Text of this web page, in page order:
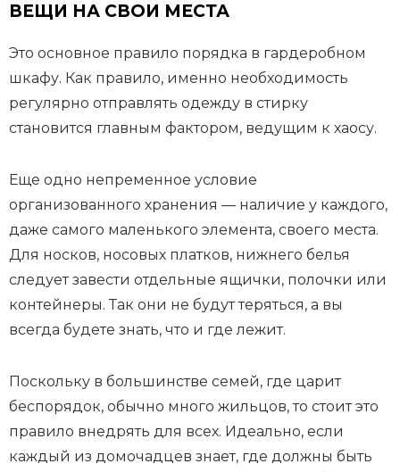
ВЕЩИ НА СВОИ МЕСТА
Это основное правило порядка в гардеробном
шкафу. Как правило, именно необходимость
регулярно отправлять одежду в стирку
становится главным фактором, ведущим к хаосу.
Еще одно непременное условие
организованного хранения — наличие у каждого,
даже самого маленького элемента, своего места.
Для носков, носовых платков, нижнего белья
следует завести отдельные ящички, полочки или
контейнеры. Так они не будут теряться, а вы
всегда будете знать, что и где лежит.
Поскольку в большинстве семей, где царит
беспорядок, обычно много жильцов, то стоит это
правило внедрять для всех. Идеально, если
каждый из домочадцев знает, где должны быть